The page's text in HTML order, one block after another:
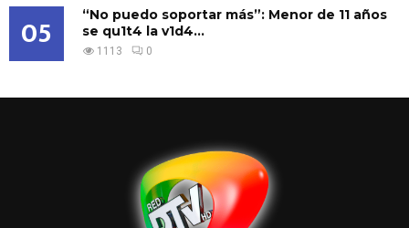
05
“No puedo soportar más”: Menor de 11 años
se qu1t4 la v1d4...
1113 0